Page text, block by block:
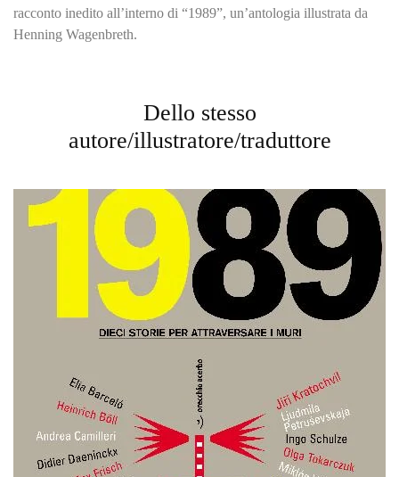
racconto inedito all’interno di “1989”, un’antologia illustrata da
Henning Wagenbreth.
Dello stesso
autore/illustratore/traduttore